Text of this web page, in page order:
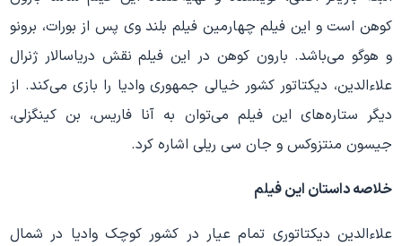
کوهن است و این فیلم چهارمین فیلم بلند وی پس از بورات، برونو
و هوگو می‌باشد. بارون کوهن در این فیلم نقش دریاسالار ژنرال
علاءالدین، دیکتاتور کشور خیالی جمهوری وادیا را بازی می‌کند. از
دیگر ستاره‌های این فیلم می‌توان به آنا فاریس، بن کینگزلی،
جیسون منتزوکس و جان سی ریلی اشاره کرد.
خلاصه داستان این فیلم
علاءالدین دیکتاتوری تمام عیار در کشور کوچک وادیا در شمال